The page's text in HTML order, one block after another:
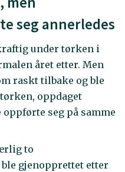
seg annerledes
under tørken i
året etter. Men
raskt tilbake og ble
oppdaget
seg på samme
to
gjenopprettet etter